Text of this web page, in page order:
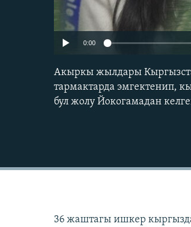
0:00
Акыркы жылдары
тармактарда эмгектенип,
бул жолу Йокогамадан
36 жаштагы ишкер